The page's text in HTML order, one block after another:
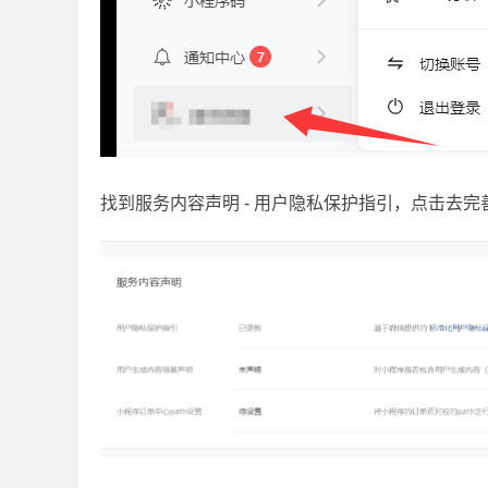
找到服务内容声明 - 用户隐私保护指引，点击去完